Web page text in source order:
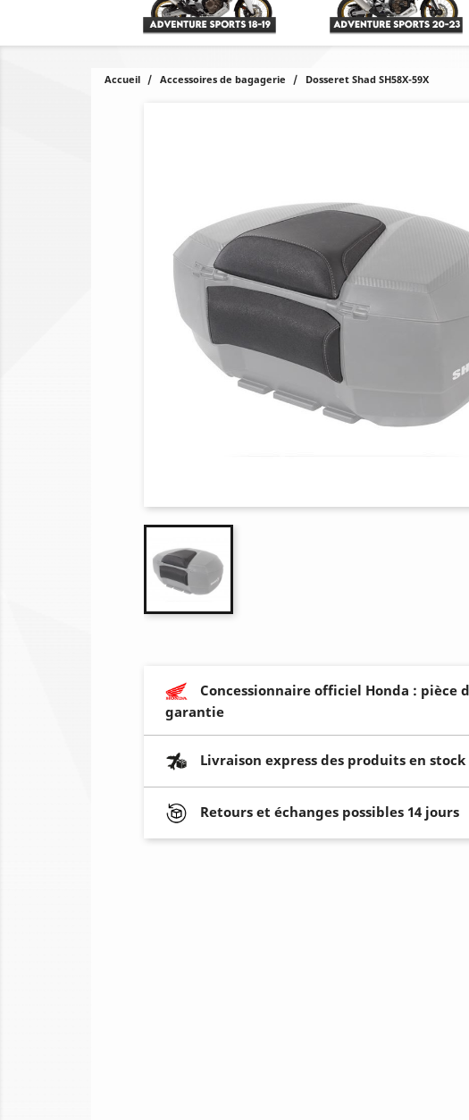
Accueil Accessoires de bagagerie Dosseret Shad SH58X-59X
Concessionnaire officiel Honda : pièce
garantie
Livraison express des produits en stock
Retours et échanges possibles 14 jours